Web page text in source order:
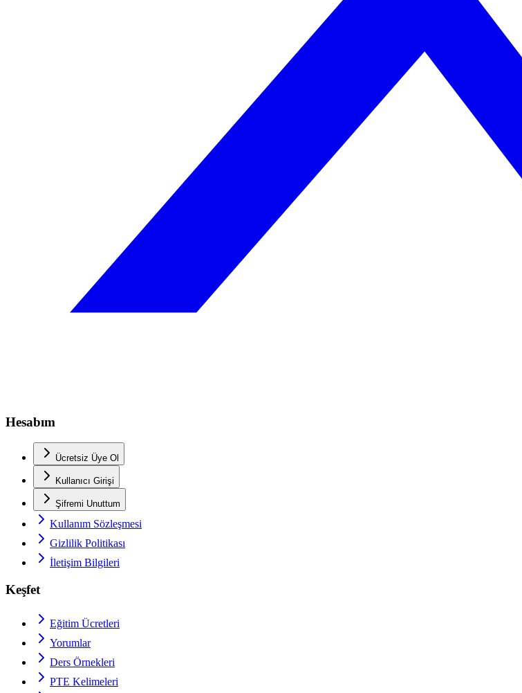
Hesabım
Ücretsiz Üye Ol
Kullanıcı Girişi
Şifremi Unuttum
Kullanım Sözleşmesi
Gizlilik Politikası
İletişim Bilgileri
Keşfet
Eğitim Ücretleri
Yorumlar
Ders Örnekleri
PTE Kelimeleri